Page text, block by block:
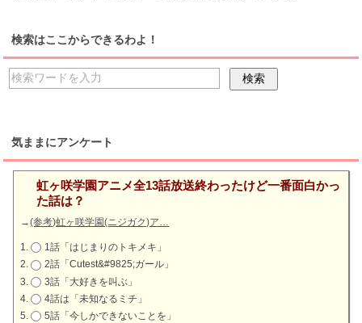
検索はここからできるわよ！
気ままにアンケート
虹ヶ咲学園アニメ全13話放送終わったけど一番面白かっ
た話は？
→(参考)虹ヶ咲学園(ニジガク)ア…
1話「はじまりのトキメキ」
2話「Cutest&#9825;ガール」
3話「大好きを叫ぶ」
4話は「未知なるミチ」
5話「今しかできないことを」